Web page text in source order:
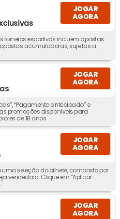
JOGAR
AGORA
torneios esportivos incluem apostas
acumuladoras, sujeitas a
JOGAR
AGORA
“Pagamento antecipado” e
promoções disponíveis para
de 18 anos
JOGAR
AGORA
seleção do bilhete, composto por
vencedora. Clique em “Aplicar
JOGAR
AGORA